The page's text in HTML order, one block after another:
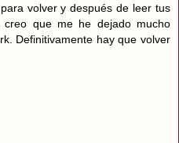
volver y después de leer tus
creo que me he dejado mucho
Definitivamente hay que volver